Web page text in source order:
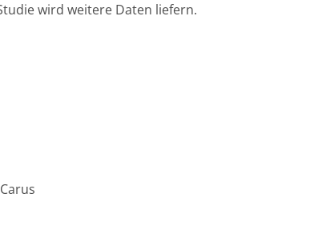
wird weitere Daten liefern.